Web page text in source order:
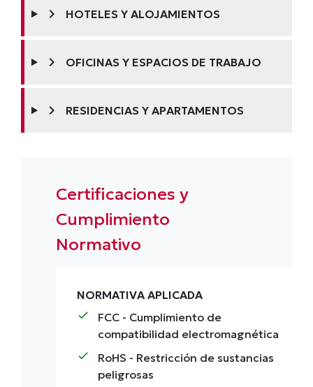
chevron_right HOTELES Y ALOJAMIENTOS
chevron_right OFICINAS Y ESPACIOS DE TRABAJO
chevron_right RESIDENCIAS Y APARTAMENTOS
Certificaciones y
Cumplimiento
Normativo
NORMATIVA APLICADA
check FCC - Cumplimiento de
compatibilidad electromagnética
check RoHS - Restricción de sustancias
peligrosas